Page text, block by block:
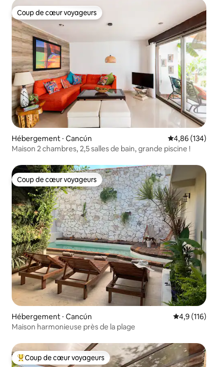
Coup de cœur voyageurs
Coup de cœur voyageurs
Hébergement ⋅ Cancún Évaluation
4,86 (134)
Maison 2 chambres, 2,5 salles de bain, grande piscine !
Coup de cœur voyageurs
Coup de cœur voyageurs
Hébergement ⋅ Cancún Évaluation
4,9 (116)
Maison harmonieuse près de la plage
Coups de cœur voyageurs les plus appréciés
Coup de cœur voyageurs